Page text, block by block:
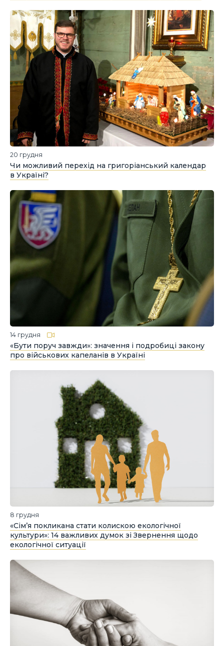
20 грудня
Чи можливий перехід на григоріанський календар
в Україні?
14 грудня
«Бути поруч завжди»: значення і подробиці закону
про військових капеланів в Україні
8 грудня
«Сім’я покликана стати колискою екологічної
культури»: 14 важливих думок зі Звернення щодо
екологічної ситуації